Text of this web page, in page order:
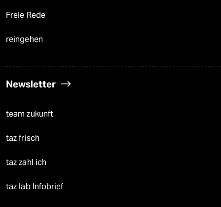
Freie Rede
reingehen
Newsletter
team zukunft
taz frisch
taz zahl ich
taz lab Infobrief